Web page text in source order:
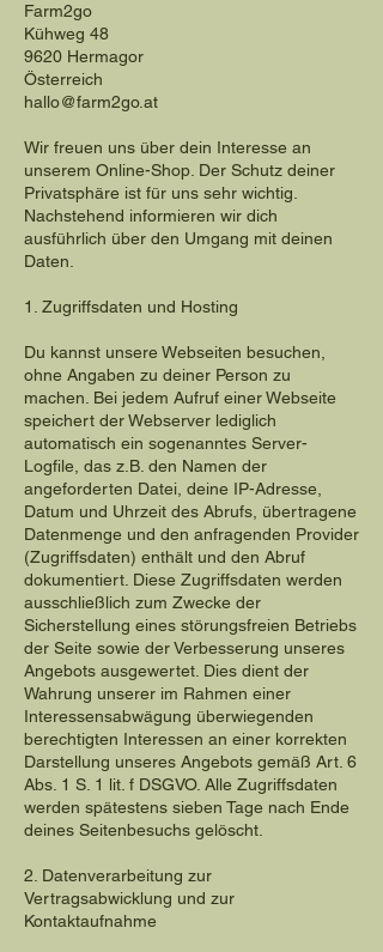
Farm2go
Kühweg 48
9620 Hermagor
Österreich
hallo@farm2go.at
Wir freuen uns über dein Interesse an
unserem Online-Shop. Der Schutz deiner
Privatsphäre ist für uns sehr wichtig.
Nachstehend informieren wir dich
ausführlich über den Umgang mit deinen
Daten.
1. Zugriffsdaten und Hosting
Du kannst unsere Webseiten besuchen,
ohne Angaben zu deiner Person zu
machen. Bei jedem Aufruf einer Webseite
speichert der Webserver lediglich
automatisch ein sogenanntes Server-
Logfile, das z.B. den Namen der
angeforderten Datei, deine IP-Adresse,
Datum und Uhrzeit des Abrufs, übertragene
Datenmenge und den anfragenden Provider
(Zugriffsdaten) enthält und den Abruf
dokumentiert. Diese Zugriffsdaten werden
ausschließlich zum Zwecke der
Sicherstellung eines störungsfreien Betriebs
der Seite sowie der Verbesserung unseres
Angebots ausgewertet. Dies dient der
Wahrung unserer im Rahmen einer
Interessensabwägung überwiegenden
berechtigten Interessen an einer korrekten
Darstellung unseres Angebots gemäß Art. 6
Abs. 1 S. 1 lit. f DSGVO. Alle Zugriffsdaten
werden spätestens sieben Tage nach Ende
deines Seitenbesuchs gelöscht.
2. Datenverarbeitung zur
Vertragsabwicklung und zur
Kontaktaufnahme